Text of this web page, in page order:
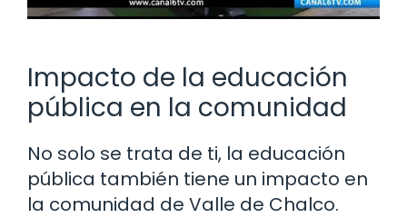
Impacto de la educación
pública en la comunidad
No solo se trata de ti, la educación
pública también tiene un impacto en
la comunidad de Valle de Chalco.